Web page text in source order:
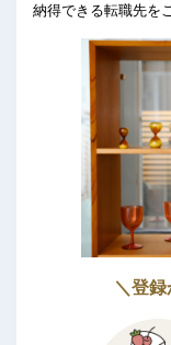
納得できる転職先を
＼登